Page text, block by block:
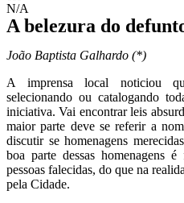
N/A
A belezura do
João Baptista Galhardo (*)
A imprensa local noticiou
selecionando ou catalogando
iniciativa. Vai encontrar leis
maior parte deve se referir a
discutir se homenagens
boa parte dessas homenagens
pessoas falecidas, do que na
pela Cidade.